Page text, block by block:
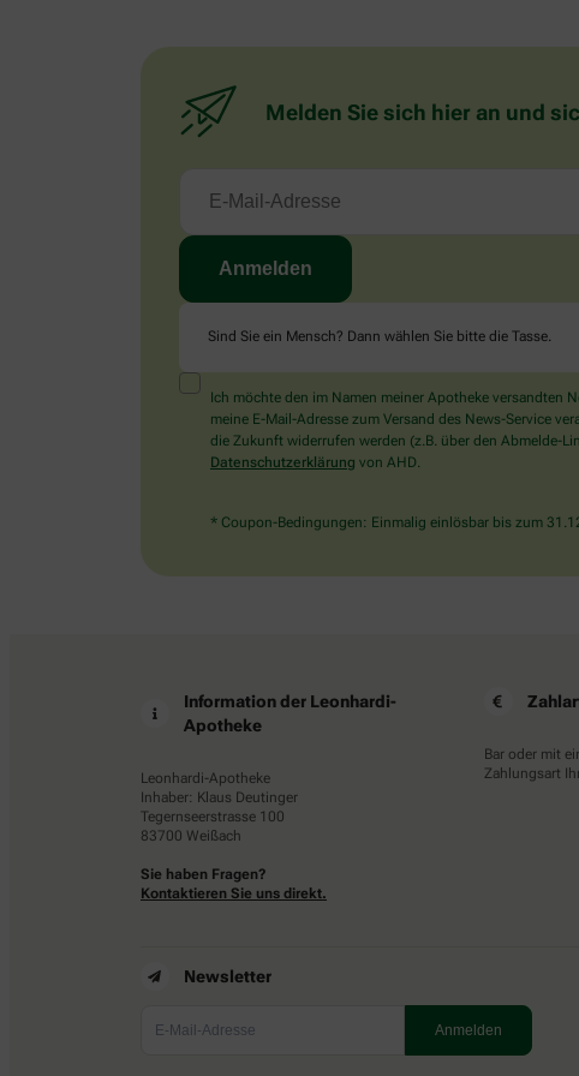
Melden Sie sich hier an und
Sind Sie ein Mensch? Dann wählen Sie bitte die Tasse.
Ich möchte den im Namen meiner Apotheke versandten
meine E-Mail-Adresse zum Versand des News-Service
die Zukunft widerrufen werden (z.B. über den Abmelde-
Datenschutzerklärung von AHD.
* Coupon-Bedingungen: Einmalig einlösbar bis zum
Information der Leonhardi-
Apotheke
Leonhardi-Apotheke
Inhaber: Klaus Deutinger
Tegernseerstrasse 100
83700 Weißach
Sie haben Fragen?
Kontaktieren Sie uns direkt.
Bar oder mit
Zahlungsart
Newsletter